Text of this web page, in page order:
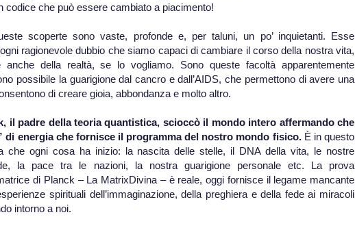
codice che può essere cambiato a piacimento!
scoperte sono vaste, profonde e, per taluni, un po’ inquietanti. Esse
ragionevole dubbio che siamo capaci di cambiare il corso della nostra vita,
della realtà, se lo vogliamo. Sono queste facoltà apparentemente
possibile la guarigione dal cancro e dall’AIDS, che permettono di avere una
di creare gioia, abbondanza e molto altro.
il padre della teoria quantistica, scioccò il mondo intero affermando che
di energia che fornisce il programma del nostro mondo fisico.È in questo
che ogni cosa ha inizio: la nascita delle stelle, il DNA della vita, le nostre
la pace tra le nazioni, la nostra guarigione personale etc. La prova
di Planck – La MatrixDivina – è reale, oggi fornisce il legame mancante
spirituali dell’immaginazione, della preghiera e della fede ai miracoli
intorno a noi.